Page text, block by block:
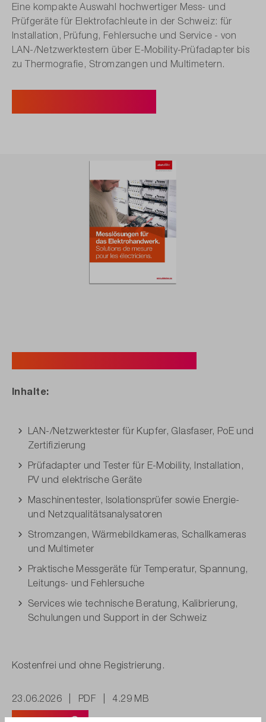
Eine kompakte Auswahl hochwertiger Mess- und
Prüfgeräte für Elektrofachleute in der Schweiz: für
Installation, Prüfung, Fehlersuche und Service - von
LAN-/Netzwerktestern über E-Mobility-Prüfadapter bis
zu Thermografie, Stromzangen und Multimetern.
Inhalte:
LAN-/Netzwerktester für Kupfer, Glasfaser, PoE und
Zertifizierung
Prüfadapter und Tester für E-Mobility, Installation,
PV und elektrische Geräte
Maschinentester, Isolationsprüfer sowie Energie-
und Netzqualitätsanalysatoren
Stromzangen, Wärmebildkameras, Schallkameras
und Multimeter
Praktische Messgeräte für Temperatur, Spannung,
Leitungs- und Fehlersuche
Services wie technische Beratung, Kalibrierung,
Schulungen und Support in der Schweiz
Kostenfrei und ohne Registrierung.
23.06.2026 PDF 4.29 MB